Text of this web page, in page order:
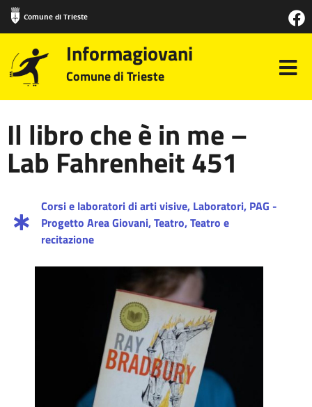
Comune di Trieste
Informagiovani
Comune di Trieste
Il libro che è in me –
Lab Fahrenheit 451
Corsi e laboratori di arti visive, Laboratori, PAG -
Progetto Area Giovani,Teatro,Teatro e
recitazione